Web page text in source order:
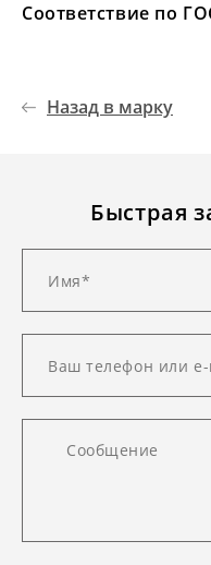
Соответствие по
Назад в марку
Быстрая